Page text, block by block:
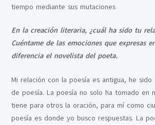
tiempo mediante sus mutaciones
En la creación literaria, ¿cuál ha sido tu
Cuéntame de las emociones que expresas
diferencia el novelista del poeta.
Mi relación con la poesía es antigua, he
de poesía. La poesía no solo ha tomado en
tiene para otros la oración, para mí como
poesía es donde yo busco respuestas. La